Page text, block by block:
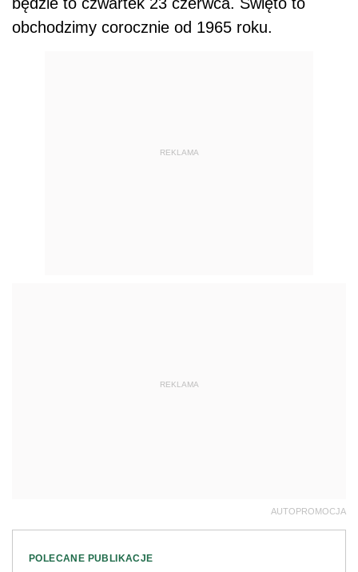
obchodzimy corocznie od 1965 roku.
REKLAMA
REKLAMA
AUTOPROMOCJA
POLECANE PUBLIKACJE